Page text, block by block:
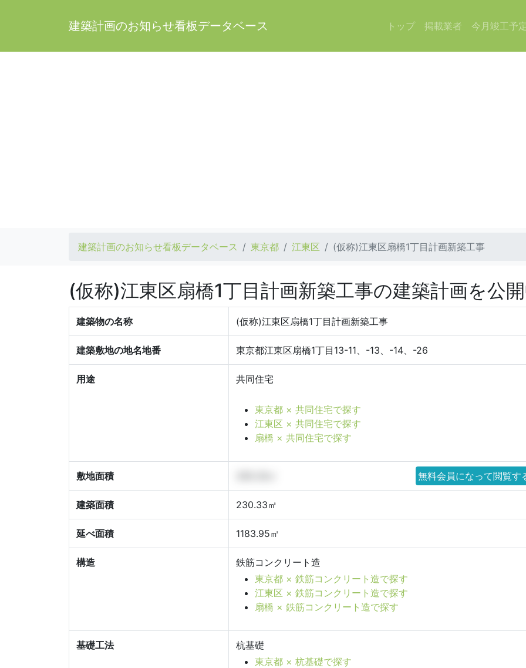
建築計画のお知らせ看板データベース トップ 掲載業者 今月竣工予
建築計画のお知らせ看板データベース 東京都 江東区 (仮称)江東区扇橋1丁目計画新築工事
(仮称)江東区扇橋1丁目計画新築工事の建築計画を公
建築物の名称 (仮称)江東区扇橋1丁目計画新築工事
建築敷地の地名地番 東京都江東区扇橋1丁目13-11、-13、-14、-26
用途 共同住宅
東京都 × 共同住宅で探す
江東区 × 共同住宅で探す
扇橋 × 共同住宅で探す
敷地面積 無料会員になって閲覧す
建築面積 230.33㎡
延べ面積 1183.95㎡
構造
鉄筋コンクリート造
東京都 × 鉄筋コンクリート造で探す
江東区 × 鉄筋コンクリート造で探す
扇橋 × 鉄筋コンクリート造で探す
基礎工法
杭基礎
東京都 × 杭基礎で探す